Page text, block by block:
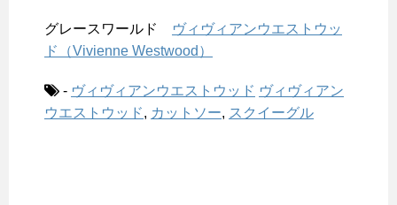
グレースワールド
ヴィヴィアンウエストウッ
ド（Vivienne Westwood）
- ヴィヴィアンウエストウッド ヴィヴィアン
ウエストウッド, カットソー, スクイーグル